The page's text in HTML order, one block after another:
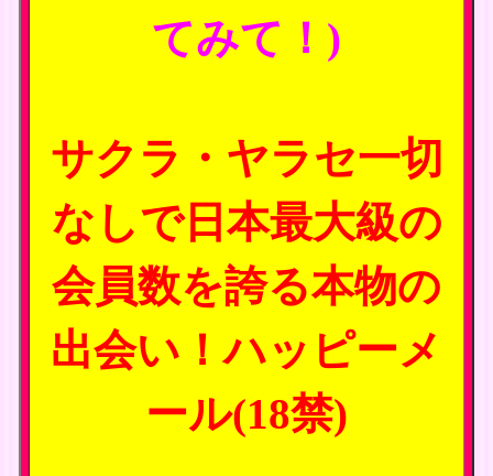
てみて！)
サクラ・ヤラセ一切
なしで日本最大級の
会員数を誇る本物の
出会い！ハッピーメ
ール(18禁)